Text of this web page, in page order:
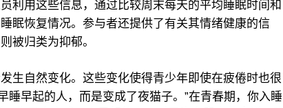
利用这些信息，通过比较周末每天的平均睡眠时间和
眠恢复情况。参与者还提供了有关其情绪健康的信
被归类为抑郁。
生自然变化。这些变化使得青少年即使在疲倦时也很
睡早起的人，而是变成了夜猫子。”在青春期，你入睡